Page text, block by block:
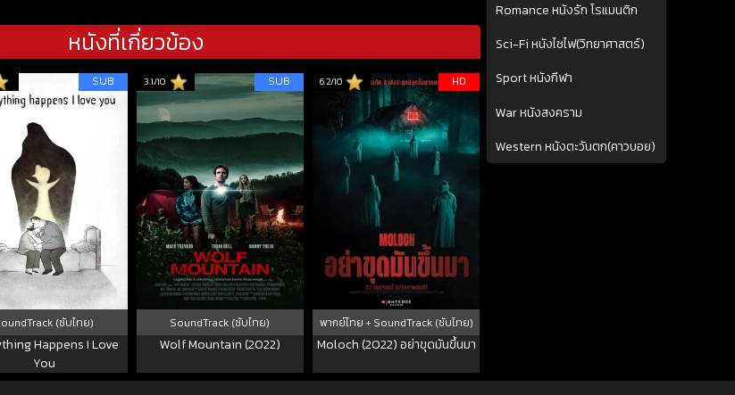
หนังที่เกี่ยวข้อง
SUB
(ซับไทย)
Happens I Love
You
3.1/10 SUB
SoundTrack (ซับไทย)
Wolf Mountain (2022)
6.2/10 HD
พากย์ไทย + SoundTrack (ซับไทย)
Moloch (2022) อย่าขุดมันขึ้นมา
Romance หนังรัก โรแมนติก
Sci-Fi หนังไซไฟ(วิทยาศาสตร์)
Sport หนังกีฬา
War หนังสงคราม
Western หนังตะวันตก(คาวบอย)